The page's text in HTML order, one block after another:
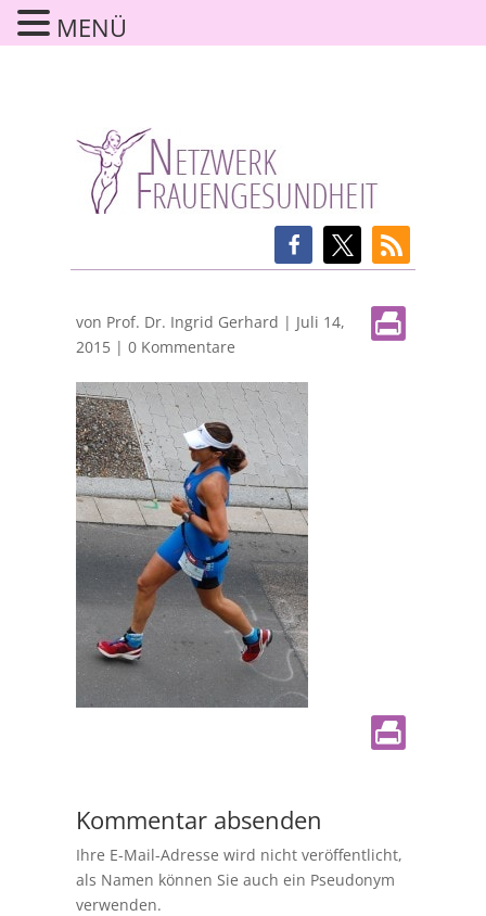
von Prof. Dr. Ingrid Gerhard | Juli 14,
2015| 0 Kommentare
Kommentar absenden
Ihre E-Mail-Adresse wird nicht veröffentlicht,
als Namen können Sie auch ein Pseudonym
verwenden.
MENÜ